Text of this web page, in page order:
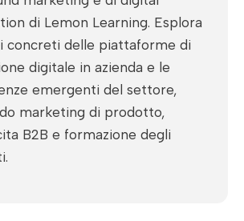
di Lemon Learning. Esplora
concreti delle piattaforme di
digitale in azienda e le
emergenti del settore,
marketing di prodotto,
B2B e formazione degli